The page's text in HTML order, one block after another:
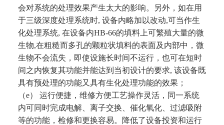
会对系统的处理效果产生太大的影响。另外，如在用
于三级深度处理系统时, 设备内略加以改动,可当作生
化处理系统, 在设备内HB-66的填料上可繁殖大量的微
生物,在粗糙而多孔的颗粒状填料的表面及内部中，微
生物不会流失，即使设施长时间不运行，也可在短时
间之内恢复其功能并能达到当初设计的要求, 该设备既
具有预处理的功能又具有生化处理功能的效果；
（e） 运行便捷，维修方便工艺操作灵活，同一系统
内可同时完成电解、离子交换、催化氧化、过滤吸附
等的功能，检修和更换容易。降低了设备投资和运行